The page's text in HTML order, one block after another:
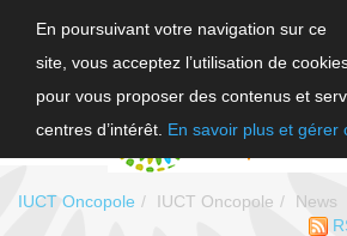
En poursuivant votre navigation sur ce
site, vous acceptez l’utilisation de
pour vous proposer des contenus et
centres d’intérêt. En savoir plus et gérer
IUCT Oncopole IUCT Oncopole
News